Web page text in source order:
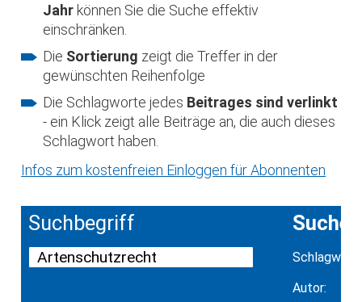
Jahr können Sie die Suche effektiv
einschränken.
Die Sortierung zeigt die Treffer in der
gewünschten Reihenfolge
Die Schlagworte jedes Beitrages sind verlinkt
- ein Klick zeigt alle Beiträge an, die auch dieses
Schlagwort haben.
Infos zum kostenfreien Einloggen für Abonnenten
Suchbegriff Suche
Schlagwort:
Autor: